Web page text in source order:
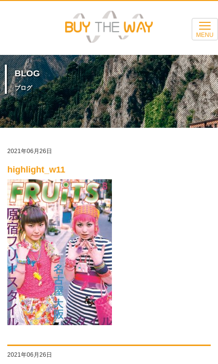
MENU
BLOG
ブログ
2021年06月26日
highlight_w11
2021年06月26日